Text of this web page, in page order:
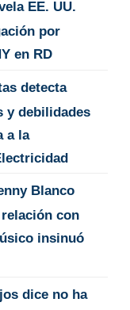
EE. UU.
por
en RD
detecta
y debilidades
a la
Blanco
con
insinuó
dice no ha